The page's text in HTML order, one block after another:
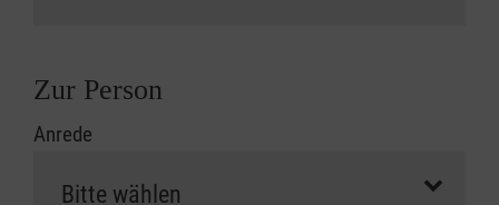
Zur Person
Anrede